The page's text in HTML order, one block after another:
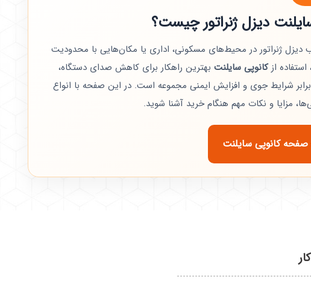
دیزل ژنراتور چیست؟
ژنراتور در محیط‌های مسکونی، اداری یا مکان‌هایی با محدودیت
استفاده ازکانوپی سایلنت بهترین راهکار برای کاهش صدای دستگاه،
شرایط جوی و افزایش ایمنی مجموعه است. در این صفحه با انواع
مزایا و نکات مهم هنگام خرید آشنا شوید.
کانوپی سایلنت